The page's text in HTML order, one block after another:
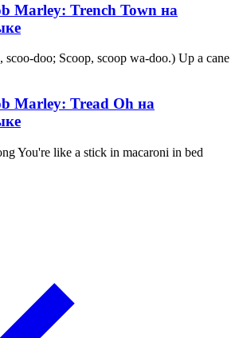
Marley: Trench Town на
scoo-doo; Scoop, scoop wa-doo.) Up a cane
Marley: Tread Oh на
You're like a stick in macaroni in bed